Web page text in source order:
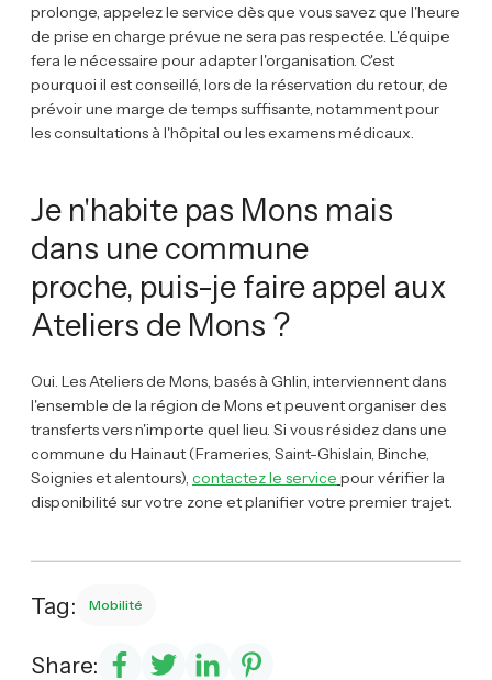
prolonge, appelez le service dès que vous savez que l'heure
de prise en charge prévue ne sera pas respectée. L'équipe
fera le nécessaire pour adapter l'organisation. C'est
pourquoi il est conseillé, lors de la réservation du retour, de
prévoir une marge de temps suffisante, notamment pour
les consultations à l'hôpital ou les examens médicaux.
Je n'habite pas Mons mais
dans une commune
proche, puis-je faire appel aux
Ateliers de Mons ?
Oui. Les Ateliers de Mons, basés à Ghlin, interviennent dans
l'ensemble de la région de Mons et peuvent organiser des
transferts vers n'importe quel lieu. Si vous résidez dans une
commune du Hainaut (Frameries, Saint-Ghislain, Binche,
Soignies et alentours),contactez le service pour vérifier la
disponibilité sur votre zone et planifier votre premier trajet.
Tag: Mobilité
Share: